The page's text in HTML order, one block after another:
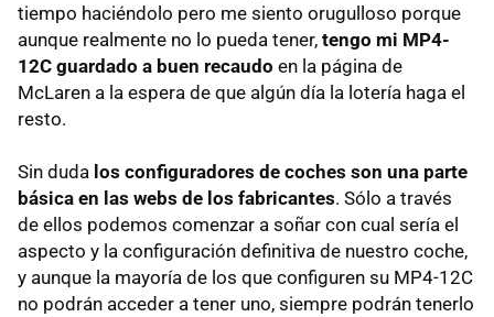
tiempo haciéndolo pero me siento orugulloso porque
aunque realmente no lo pueda tener, tengo mi MP4-
12C guardado a buen recaudo en la página de
McLaren a la espera de que algún día la lotería haga el
resto.
Sin duda los configuradores de coches son una parte
básica en las webs de los fabricantes. Sólo a través
de ellos podemos comenzar a soñar con cual sería el
aspecto y la configuración definitiva de nuestro coche,
y aunque la mayoría de los que configuren su MP4-12C
no podrán acceder a tener uno, siempre podrán tenerlo